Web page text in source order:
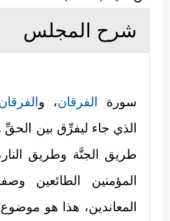
شرح المجلس
سورة الفرقان، و
الذي جاء ليفرِّق بين الحقِّ
طريق الجنَّة وطريق
المؤمنين الطائعين
المعاندين، هذا هو